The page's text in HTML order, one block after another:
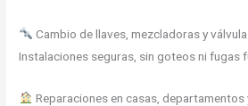
Cambio de llaves, mezcladoras y
Instalaciones seguras, sin goteos ni fugas
Reparaciones en casas, departamentos